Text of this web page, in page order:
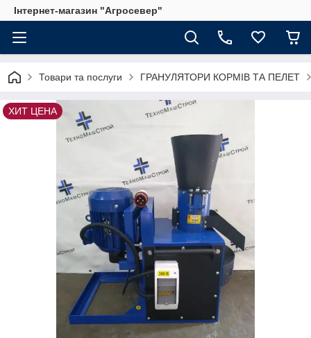
Інтернет-магазин "Агросевер"
Товари та послуги ГРАНУЛЯТОРИ КОРМІВ ТА ПЕЛЕТ
ХИТ ЦЕНА